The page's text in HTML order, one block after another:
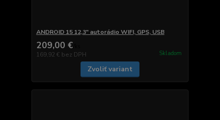
ANDROID 15 12,3" autorádio WIFI, GPS, USB
209,00 €
169,92 € bez DPH Skladom
Zvoliť variant